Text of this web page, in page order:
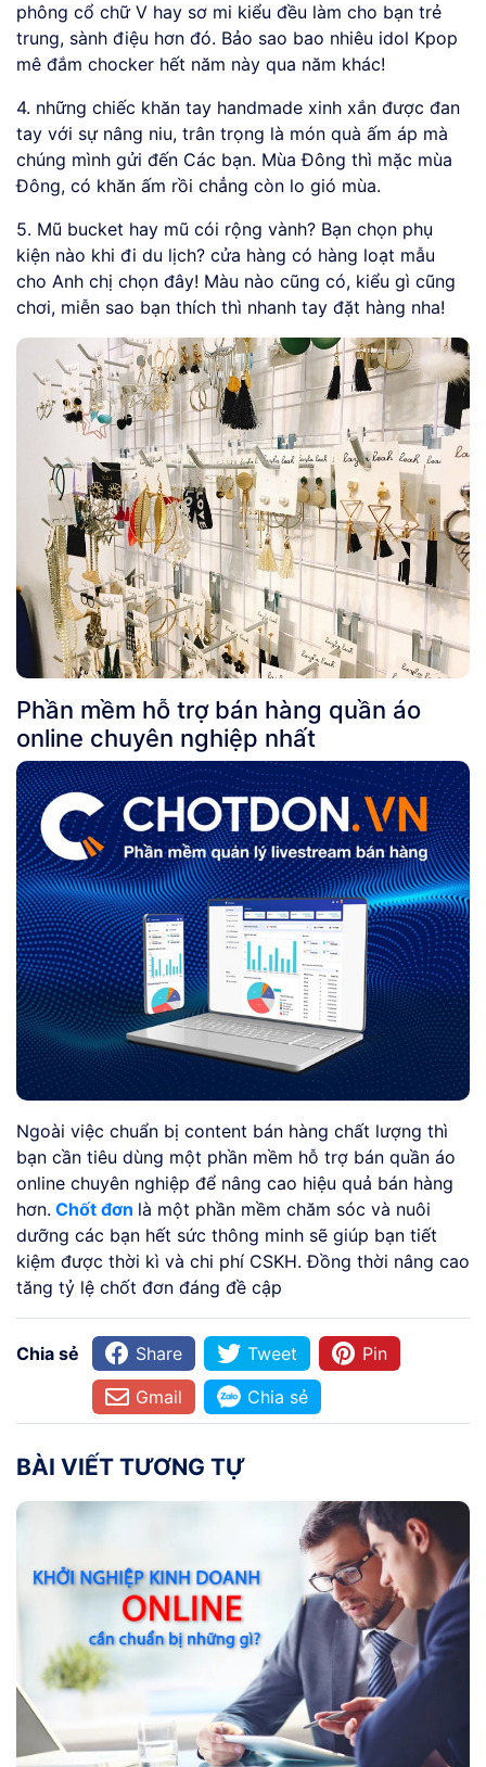
phông cổ chữ V hay sơ mi kiểu đều làm cho bạn trẻ
trung, sành điệu hơn đó. Bảo sao bao nhiêu idol Kpop
mê đắm chocker hết năm này qua năm khác!
4. những chiếc khăn tay handmade xinh xắn được đan
tay với sự nâng niu, trân trọng là món quà ấm áp mà
chúng mình gửi đến Các bạn. Mùa Đông thì mặc mùa
Đông, có khăn ấm rồi chẳng còn lo gió mùa.
5. Mũ bucket hay mũ cói rộng vành? Bạn chọn phụ
kiện nào khi đi du lịch? cửa hàng có hàng loạt mẫu
cho Anh chị chọn đây! Màu nào cũng có, kiểu gì cũng
chơi, miễn sao bạn thích thì nhanh tay đặt hàng nha!
Phần mềm hỗ trợ bán hàng quần áo
online chuyên nghiệp nhất
Ngoài việc chuẩn bị content bán hàng chất lượng thì
bạn cần tiêu dùng một phần mềm hỗ trợ bán quần áo
online chuyên nghiệp để nâng cao hiệu quả bán hàng
hơn. Chốt đơn là một phần mềm chăm sóc và nuôi
dưỡng các bạn hết sức thông minh sẽ giúp bạn tiết
kiệm được thời kì và chi phí CSKH. Đồng thời nâng cao
tăng tỷ lệ chốt đơn đáng đề cập
Chia sẻ Share Tweet
Pin
Gmail
Chia sẻ
BÀI VIẾT TƯƠNG TỰ